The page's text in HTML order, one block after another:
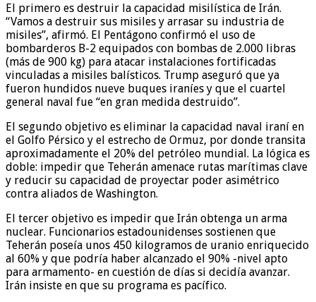
El primero es destruir la capacidad misilística de Irán.
“Vamos a destruir sus misiles y arrasar su industria de
misiles”, afirmó. El Pentágono confirmó el uso de
bombarderos B-2 equipados con bombas de 2.000 libras
(más de 900 kg) para atacar instalaciones fortificadas
vinculadas a misiles balísticos. Trump aseguró que ya
fueron hundidos nueve buques iraníes y que el cuartel
general naval fue “en gran medida destruido”.
El segundo objetivo es eliminar la capacidad naval iraní en
el Golfo Pérsico y el estrecho de Ormuz, por donde transita
aproximadamente el 20% del petróleo mundial. La lógica es
doble: impedir que Teherán amenace rutas marítimas clave
y reducir su capacidad de proyectar poder asimétrico
contra aliados de Washington.
El tercer objetivo es impedir que Irán obtenga un arma
nuclear. Funcionarios estadounidenses sostienen que
Teherán poseía unos 450 kilogramos de uranio enriquecido
al 60% y que podría haber alcanzado el 90% -nivel apto
para armamento- en cuestión de días si decidía avanzar.
Irán insiste en que su programa es pacífico.